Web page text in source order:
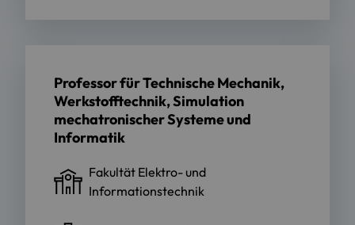
Professor für Technische Mechanik,
Werkstofftechnik, Simulation
mechatronischer Systeme und
Informatik
Fakultät Elektro- und
Informationstechnik